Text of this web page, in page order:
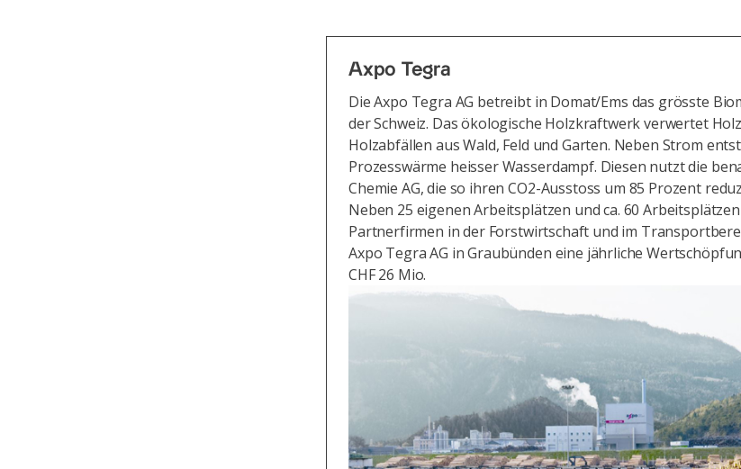
Axpo Tegra
Die Axpo Tegra AG betreibt in Domat/Ems das grösste
der Schweiz. Das ökologische Holzkraftwerk verwertet
Holzabfällen aus Wald, Feld und Garten. Neben Strom
Prozesswärme heisser Wasserdampf. Diesen nutzt die
Chemie AG, die so ihren CO2-Ausstoss um 85 Prozent
Neben 25 eigenen Arbeitsplätzen und ca. 60
Partnerfirmen in der Forstwirtschaft und im
Axpo Tegra AG in Graubünden eine jährliche
CHF 26 Mio.